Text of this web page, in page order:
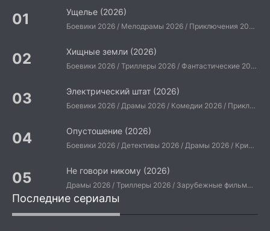
Ущелье (2026)
Боевики 2026 / Мелодрамы 2026 / Приключения 2026 / Ужасы 2026 / Фантастические 2026 / Зарубежные фильмы 2026 / Американские фильмы / Фильмы 2026
Хищные земли (2026)
Боевики 2026 / Триллеры 2026 / Фантастические 2026 / Зарубежные фильмы 2026 / Американские фильмы / Фильмы 2026
Электрический штат (2026)
Боевики 2026 / Драмы 2026 / Комедии 2026 / Приключения 2026 / Фантастические 2026 / Зарубежные фильмы 2026 / Американские фильмы / Фильмы 2026
Опустошение (2026)
Боевики 2026 / Детективы 2026 / Драмы 2026 / Криминальные фильмы 2026 / Триллеры 2026 / Зарубежные фильмы 2026 / Американские фильмы / Фильмы 2026
Не говори никому (2026)
Драмы 2026 / Триллеры 2026 / Зарубежные фильмы 2026 / Американские фильмы / Фильмы 2026
Последние сериалы